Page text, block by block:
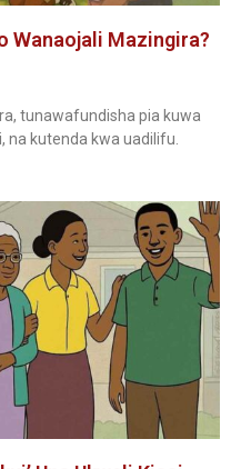
Wanaojali Mazingira?
tunawafundisha pia kuwa
na kutenda kwa uadilifu.